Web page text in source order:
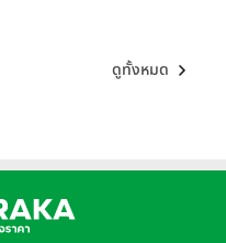
ดูทั้งหมด